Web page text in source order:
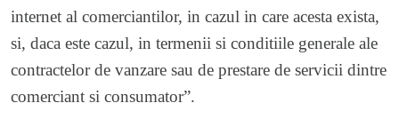
internet al comerciantilor, in cazul in care acesta exista,
si, daca este cazul, in termenii si conditiile generale ale
contractelor de vanzare sau de prestare de servicii dintre
comerciant si consumator”.